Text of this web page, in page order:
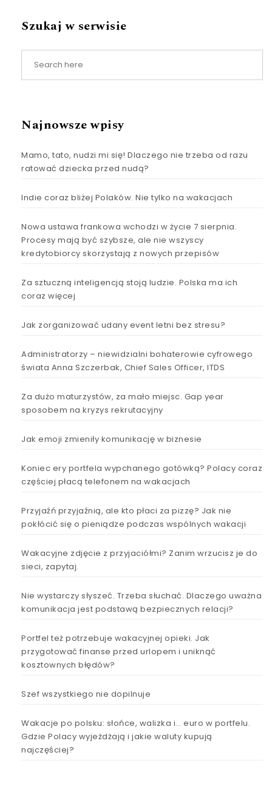
Szukaj w serwisie
Najnowsze wpisy
Mamo, tato, nudzi mi się! Dlaczego nie trzeba od razu
ratować dziecka przed nudą?
Indie coraz bliżej Polaków. Nie tylko na wakacjach
Nowa ustawa frankowa wchodzi w życie 7 sierpnia.
Procesy mają być szybsze, ale nie wszyscy
kredytobiorcy skorzystają z nowych przepisów
Za sztuczną inteligencją stoją ludzie. Polska ma ich
coraz więcej
Jak zorganizować udany event letni bez stresu?
Administratorzy – niewidzialni bohaterowie cyfrowego
świata Anna Szczerbak, Chief Sales Officer, ITDS
Za dużo maturzystów, za mało miejsc. Gap year
sposobem na kryzys rekrutacyjny
Jak emoji zmieniły komunikację w biznesie
Koniec ery portfela wypchanego gotówką? Polacy coraz
częściej płacą telefonem na wakacjach
Przyjaźń przyjaźnią, ale kto płaci za pizzę? Jak nie
pokłócić się o pieniądze podczas wspólnych wakacji
Wakacyjne zdjęcie z przyjaciółmi? Zanim wrzucisz je do
sieci, zapytaj.
Nie wystarczy słyszeć. Trzeba słuchać. Dlaczego uważna
komunikacja jest podstawą bezpiecznych relacji?
Portfel też potrzebuje wakacyjnej opieki. Jak
przygotować finanse przed urlopem i uniknąć
kosztownych błędów?
Szef wszystkiego nie dopilnuje
Wakacje po polsku: słońce, walizka i… euro w portfelu.
Gdzie Polacy wyjeżdżają i jakie waluty kupują
najczęściej?